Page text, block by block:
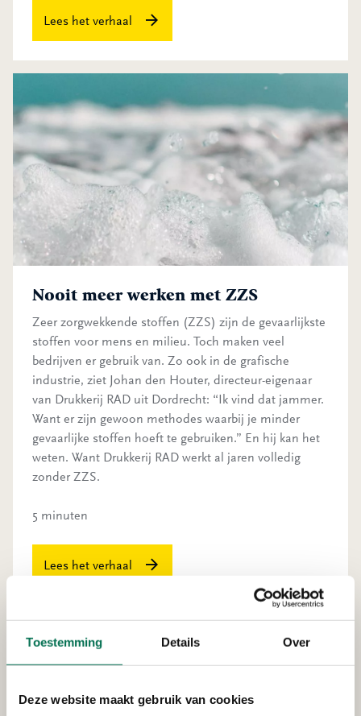
Toestemming Details Over
Deze website maakt gebruik van cookies
Lees het verhaal
Nooit meer werken met ZZS
Zeer zorgwekkende stoffen (ZZS) zijn de gevaarlijkste
stoffen voor mens en milieu. Toch maken veel
bedrijven er gebruik van. Zo ook in de grafische
industrie, ziet Johan den Houter, directeur-eigenaar
van Drukkerij RAD uit Dordrecht: “Ik vind dat jammer.
Want er zijn gewoon methodes waarbij je minder
gevaarlijke stoffen hoeft te gebruiken.” En hij kan het
weten. Want Drukkerij RAD werkt al jaren volledig
zonder ZZS.
5 minuten
Lees het verhaal
De signalen van ondermijning